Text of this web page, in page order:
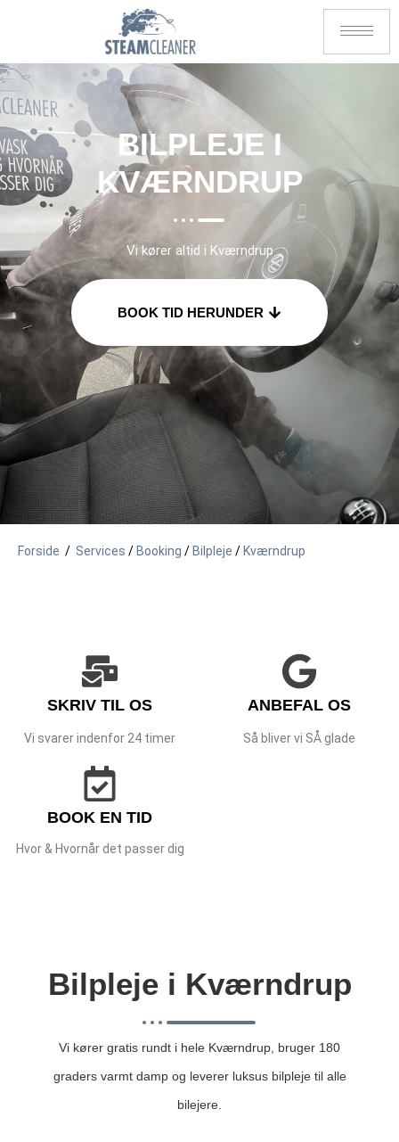
BILPLEJE I
KVÆRNDRUP
Vi kører altid i Kværndrup
BOOK TID HERUNDER
Forside / Services / Booking / Bilpleje / Kværndrup
SKRIV TIL OS
Vi svarer indenfor 24 timer
ANBEFAL OS
Så bliver vi SÅ glade
BOOK EN TID
Hvor & Hvornår det passer dig
Bilpleje i Kværndrup
Vi kører gratis rundt i hele Kværndrup, bruger 180
graders varmt damp og leverer luksus bilpleje til alle
bilejere.